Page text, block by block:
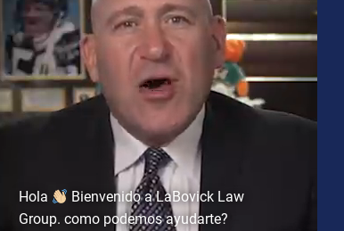
West Palm Beach
Hola
Bienvenido a LaBovick Law
Group. como podemos ayudarte?